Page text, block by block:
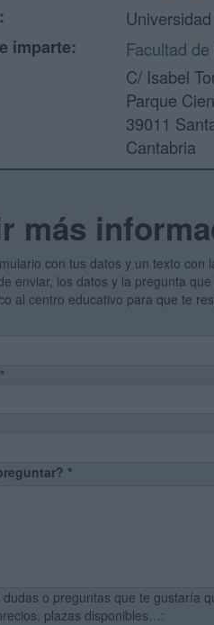
imparte:
Facultad
C/ Isabel
Parque
39011
Cantabria
más
con tus datos y un texto con
enviar, los datos y la pregunta
al centro educativo para que te
*
*
o preguntas que te gustaría
plazas disponibles…: